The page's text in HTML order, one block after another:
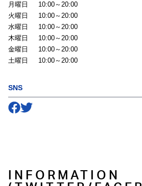
月曜日
10:00～20:00
火曜日
10:00～20:00
水曜日
10:00～20:00
木曜日
10:00～20:00
金曜日
10:00～20:00
土曜日
10:00～20:00
SNS
Follow us on
Follow us on
INFORMATION